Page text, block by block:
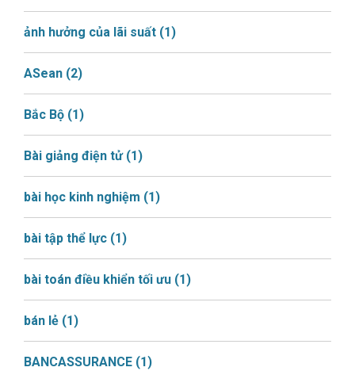
ảnh hưởng của lãi suất (1)
ASean (2)
Bắc Bộ (1)
Bài giảng điện tử (1)
bài học kinh nghiệm (1)
bài tập thể lực (1)
bài toán điều khiển tối ưu (1)
bán lẻ (1)
BANCASSURANCE (1)